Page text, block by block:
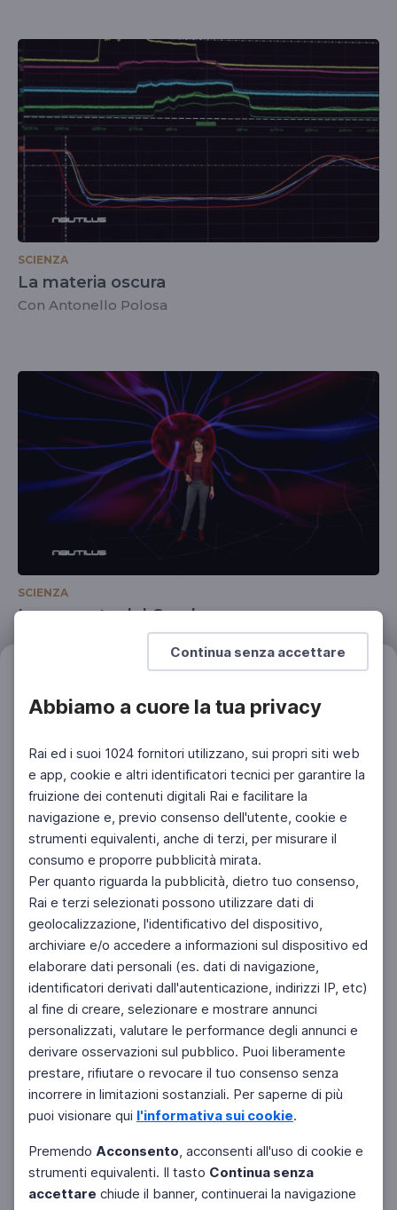
Continua senza accettare
Abbiamo a cuore la tua privacy
Rai ed i suoi 1024 fornitori utilizzano, sui propri siti web
e app, cookie e altri identificatori tecnici per garantire la
fruizione dei contenuti digitali Rai e facilitare la
navigazione e, previo consenso dell'utente, cookie e
strumenti equivalenti, anche di terzi, per misurare il
consumo e proporre pubblicità mirata.
Per quanto riguarda la pubblicità, dietro tuo consenso,
Rai e terzi selezionati possono utilizzare dati di
geolocalizzazione, l'identificativo del dispositivo,
archiviare e/o accedere a informazioni sul dispositivo ed
elaborare dati personali (es. dati di navigazione,
identificatori derivati dall'autenticazione, indirizzi IP, etc)
al fine di creare, selezionare e mostrare annunci
personalizzati, valutare le performance degli annunci e
derivare osservazioni sul pubblico. Puoi liberamente
prestare, rifiutare o revocare il tuo consenso senza
incorrere in limitazioni sostanziali. Per saperne di più
puoi visionare qui l'informativa sui cookie.
Premendo Acconsento, acconsenti all'uso di cookie e
strumenti equivalenti. Il tasto Continua senza
accettare chiude il banner, continuerai la navigazione
SCIENZA
La materia oscura
Con Antonello Polosa
SCIENZA
La scoperta del Quark
Facebook Instagram Twitter